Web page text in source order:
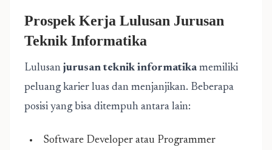
Prospek Kerja Lulusan Jurusan
Teknik Informatika
Lulusan jurusan teknik informatikamemiliki
peluang karier luas dan menjanjikan. Beberapa
posisi yang bisa ditempuh antara lain:
Software Developer atau Programmer